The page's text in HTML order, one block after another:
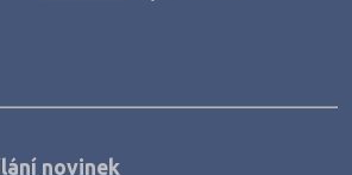
novinek